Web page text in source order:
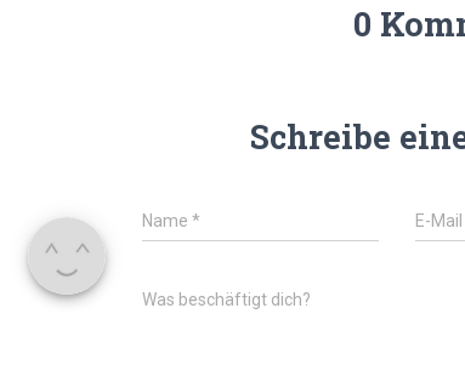
0
Schreibe
Name * E-
Was beschäftigt dich?